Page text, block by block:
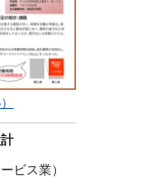
ビス業）